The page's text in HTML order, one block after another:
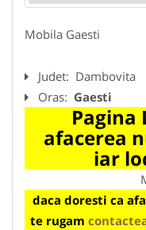
Mobila Gaesti
Judet: Dambovita
Oras: Gaesti
Pagina
afacerea
iar
daca doresti ca
te rugam